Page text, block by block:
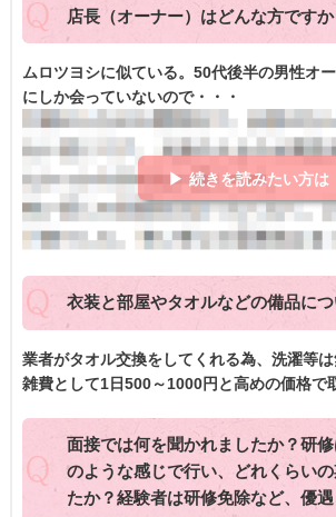
店長（オーナー）はどんな方ですか
ムロツヨシに似ている。50代後半の男性オ
にしか会っていないので・・・
▶ 続きを読みたい方は
衣装と部屋やタオルなどの備品に
業者がタオル交換をしてくれる為、洗濯等は
雑費として1日500～1000円と高めの価格で
面接では何を聞かれましたか？研
のような感じで行い、どれくらい
たか？経験者は研修免除など、優